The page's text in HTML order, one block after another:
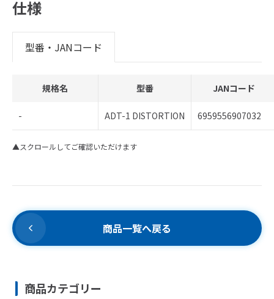
仕様
型番・JANコード
規格名 型番 JANコード
- ADT-1 DISTORTION 6959556907032
▲スクロールしてご確認いただけます
商品一覧へ戻る
商品カテゴリー